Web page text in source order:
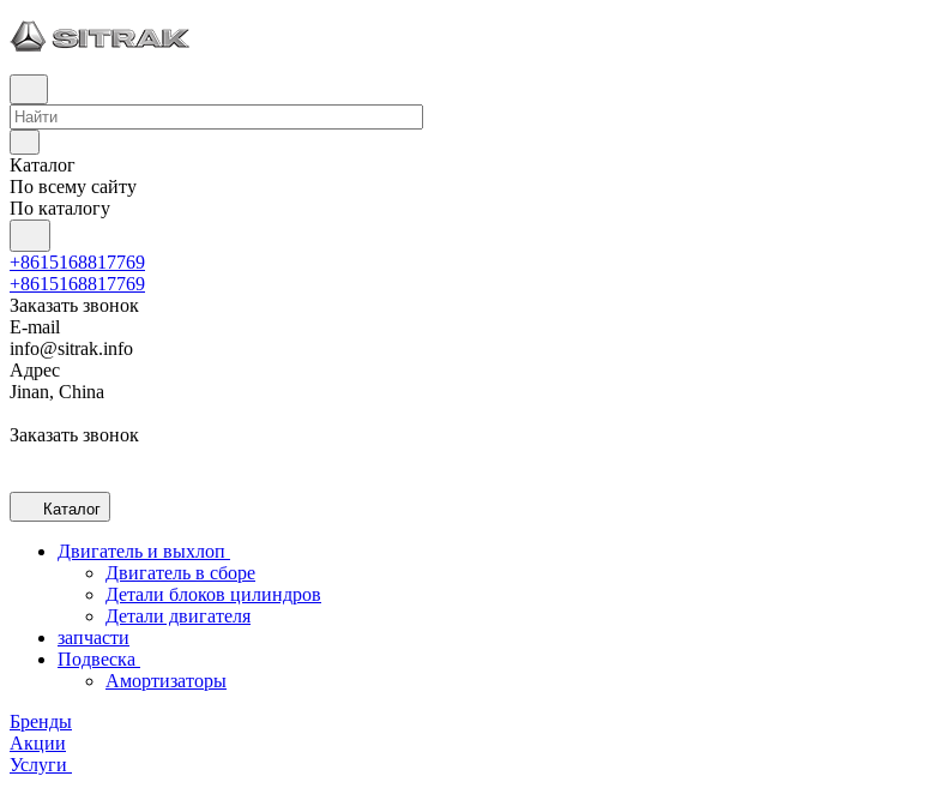
Каталог
По всему сайту
По каталогу
+8615168817769
+8615168817769
Заказать звонок
E-mail
info@sitrak.info
Адрес
Jinan, China
Заказать звонок
Каталог
Двигатель и выхлоп
Двигатель в сборе
Детали блоков цилиндров
Детали двигателя
запчасти
Подвеска
Амортизаторы
Бренды
Акции
Услуги